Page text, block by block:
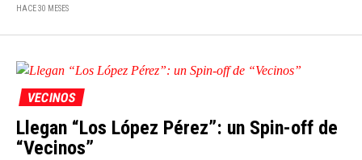
HACE 30 MESES
VECINOS
Llegan “Los López Pérez”: un Spin-off de
“Vecinos”